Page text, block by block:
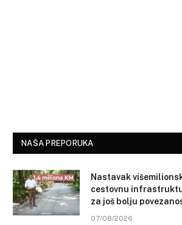
NAŠA PREPORUKA
Nastavak
cestovnu
za još bolju
07/08/2026